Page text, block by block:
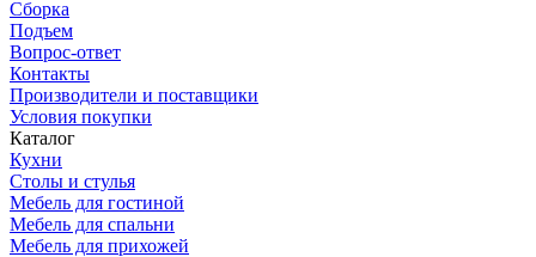
Сборка
Подъем
Вопрос-ответ
Контакты
Производители и поставщики
Условия покупки
Каталог
Кухни
Столы и стулья
Мебель для гостиной
Мебель для спальни
Мебель для прихожей